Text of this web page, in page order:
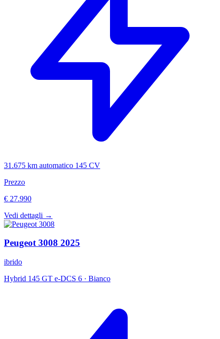
31.675 km automatico 145 CV
Prezzo
€ 27.990
Vedi dettagli →
Peugeot3008 2025
ibrido
Hybrid 145 GT e-DCS 6 · Bianco